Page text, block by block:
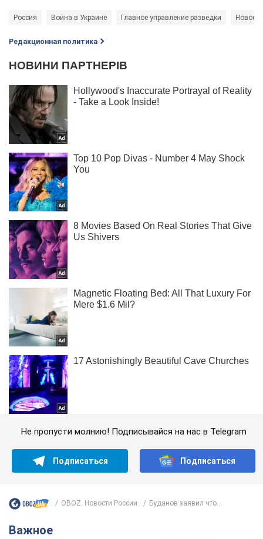
Россия Война в Украине Главное управление разведки
Редакционная политика
Не пропусти молнию! Подписывайся на нас в Telegram
Подписаться Подписаться
OBOZ. Новости России Буданов заявил что...
Важное